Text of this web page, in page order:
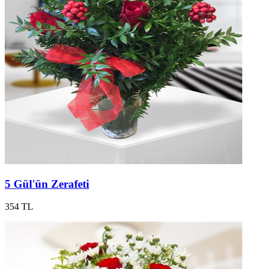
5 Gül'ün Zerafeti
354 TL